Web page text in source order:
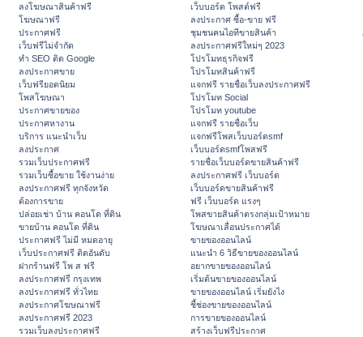
ลงโฆษณาสินค้าฟรี
โฆษณาฟรี
ประกาศฟรี
เว็บฟรีไม่จำกัด
ทำ SEO ติด Google
ลงประกาศขาย
เว็บฟรียอดนิยม
โพสโฆษณา
ประกาศขายของ
ประกาศหางาน
บริการ แนะนำเว็บ
ลงประกาศ
รวมเว็บประกาศฟรี
รวมเว็บซื้อขาย ใช้งานง่าย
ลงประกาศฟรี ทุกจังหวัด
ต้องการขาย
ปล่อยเช่า บ้าน คอนโด ที่ดิน
ขายบ้าน คอนโด ที่ดิน
ประกาศฟรี ไม่มี หมดอายุ
เว็บประกาศฟรี ติดอันดับ
ฝากร้านฟรี โพ ส ฟรี
ลงประกาศฟรี กรุงเทพ
ลงประกาศฟรี ทั่วไทย
ลงประกาศโฆษณาฟรี
ลงประกาศฟรี 2023
รวมเว็บลงประกาศฟรี
เว็บบอร์ด โพสต์ฟรี
ลงประกาศ ซื้อ-ขาย ฟรี
ชุมชนคนไอทีขายสินค้า
ลงประกาศฟรีใหม่ๆ 2023
โปรโมทธุรกิจฟรี
โปรโมทสินค้าฟรี
แจกฟรี รายชื่อเว็บลงประกาศฟรี
โปรโมท Social
โปรโมท youtube
แจกฟรี รายชื่อเว็บ
แจกฟรีโพสเว็บบอร์ดsmf
เว็บบอร์ดsmfโพสฟรี
รายชื่อเว็บบอร์ดขายสินค้าฟรี
ลงประกาศฟรี เว็บบอร์ด
เว็บบอร์ดขายสินค้าฟรี
ฟรี เว็บบอร์ด แรงๆ
โพสขายสินค้าตรงกลุ่มเป้าหมาย
โฆษณาเลื่อนประกาศได้
ขายของออนไลน์
แนะนำ 6 วิธีขายของออนไลน์
อยากขายของออนไลน์
เริ่มต้นขายของออนไลน์
ขายของออนไลน์ เริ่มยังไง
ชี้ช่องขายของออนไลน์
การขายของออนไลน์
สร้างเว็บฟรีประกาศ